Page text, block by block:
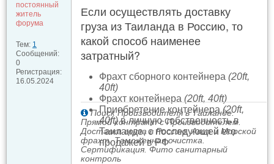
постоянный
житель
форума
Тем: 1
Сообщений:
0
Регистрация:
16.05.2024
Если осуществлять доставку
груза из Таиланда в Россию, то
какой способ наименее
затратный?
Фрахт сборного контейнера (20ft,
40ft)
Фрахт контейнера (20ft, 40ft)
Приобретение контейнера(20ft,
40ft)в личную собственность в
Таиланде, с последующей его
продажей в РФ
Поиск Производителя в Таиланде.
Прямой контракт с Производителем.
Доставка груза в Россию. Авиа и Морской
фрахт. Таможенная очистка.
Сертификация. Фито санитарный
контроль